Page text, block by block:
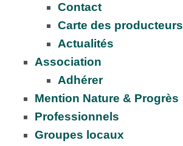
Contact
Carte des producteurs
Actualités
Association
Adhérer
Mention Nature & Progrès
Professionnels
Groupes locaux